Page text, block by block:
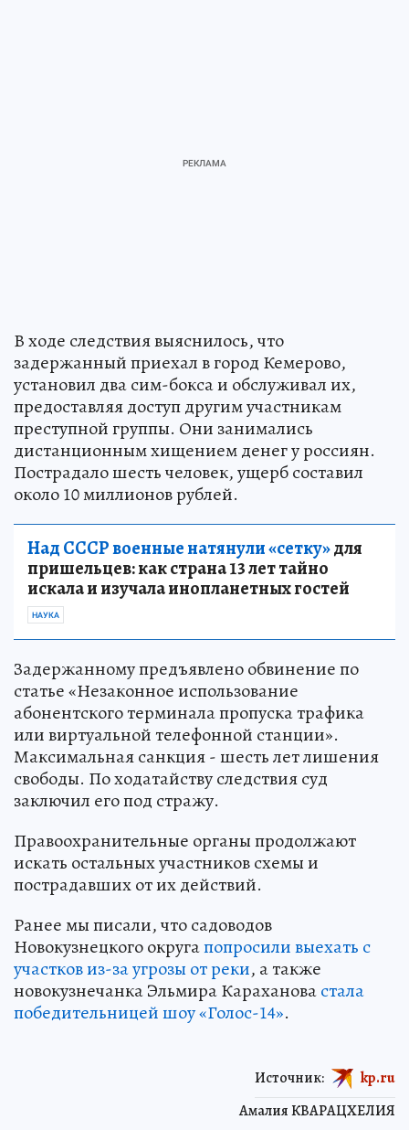
В ходе следствия выяснилось, что
задержанный приехал в город Кемерово,
установил два сим-бокса и обслуживал их,
предоставляя доступ другим участникам
преступной группы. Они занимались
дистанционным хищением денег у россиян.
Пострадало шесть человек, ущерб составил
около 10 миллионов рублей.
Над СССР военные натянули «сетку»для
пришельцев: как страна 13 лет тайно
искала и изучала инопланетных гостей
НАУКА
Задержанному предъявлено обвинение по
статье «Незаконное использование
абонентского терминала пропуска трафика
или виртуальной телефонной станции».
Максимальная санкция - шесть лет лишения
свободы. По ходатайству следствия суд
заключил его под стражу.
Правоохранительные органы продолжают
искать остальных участников схемы и
пострадавших от их действий.
Ранее мы писали, что садоводов
Новокузнецкого округапопросили выехать с
участков из-за угрозы от реки, а также
новокузнечанка Эльмира Карахановастала
победительницей шоу «Голос-14».
Амалия КВАРАЦХЕЛИЯ
Источник: kp.ru